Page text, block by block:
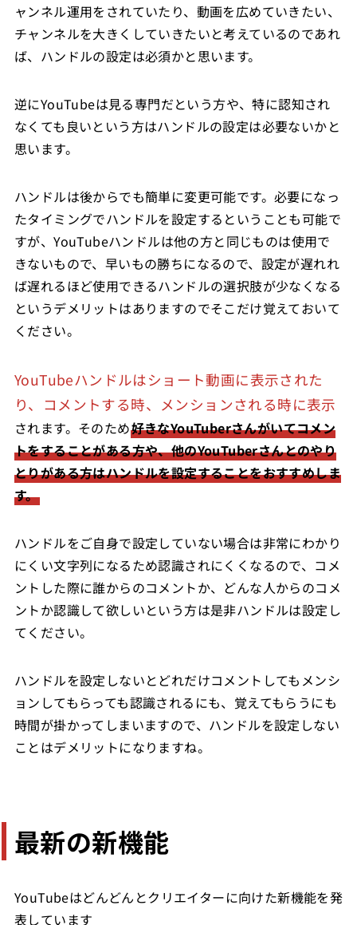
ャンネル運用をされていたり、動画を広めていきたい、
チャンネルを大きくしていきたいと考えているのであれ
ば、ハンドルの設定は必須かと思います。
逆にYouTubeは見る専門だという方や、特に認知され
なくても良いという方はハンドルの設定は必要ないかと
思います。
ハンドルは後からでも簡単に変更可能です。必要になっ
たタイミングでハンドルを設定するということも可能で
すが、YouTubeハンドルは他の方と同じものは使用で
きないもので、早いもの勝ちになるので、設定が遅れれ
ば遅れるほど使用できるハンドルの選択肢が少なくなる
というデメリットはありますのでそこだけ覚えておいて
ください。
YouTubeハンドルはショート動画に表示された
り、コメントする時、メンションされる時に表示
されます。そのため好きなYouTuberさんがいてコメン
トをすることがある方や、他のYouTuberさんとのやり
とりがある方はハンドルを設定することをおすすめしま
す。
ハンドルをご自身で設定していない場合は非常にわかり
にくい文字列になるため認識されにくくなるので、コメ
ントした際に誰からのコメントか、どんな人からのコメ
ントか認識して欲しいという方は是非ハンドルは設定し
てください。
ハンドルを設定しないとどれだけコメントしてもメンシ
ョンしてもらっても認識されるにも、覚えてもらうにも
時間が掛かってしまいますので、ハンドルを設定しない
ことはデメリットになりますね。
最新の新機能
YouTubeはどんどんとクリエイターに向けた新機能を発
表しています